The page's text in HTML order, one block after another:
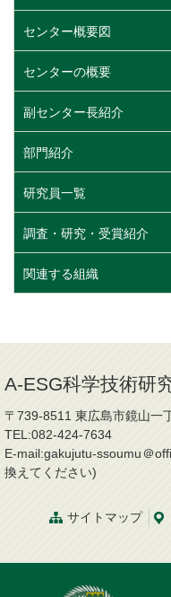
センター概要図
センターの概要
副センター長紹介
部門紹介
研究員一覧
調査・研究・受賞紹介
関連する組織
A-ESG科学技術研
〒739-8511 東広島市鏡山一
TEL:082-424-7634
E-mail:gakujutu-ssoumu＠
換えてください)
サイトマップ